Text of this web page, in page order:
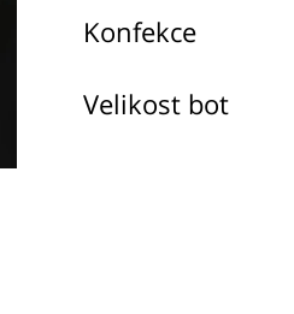
Konfekce
Velikost bot